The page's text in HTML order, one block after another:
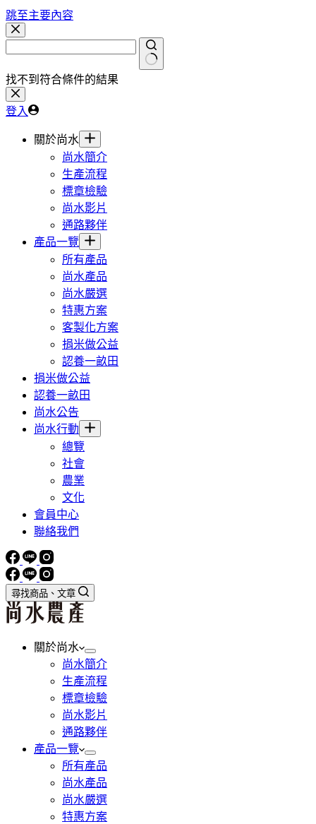
跳至主要內容
找不到符合條件的結果
登入
關於尚水
尚水簡介
生產流程
標章檢驗
尚水影片
通路夥伴
產品一覽
所有產品
尚水產品
尚水嚴選
特惠方案
客製化方案
捐米做公益
認養一畝田
捐米做公益
認養一畝田
尚水公告
尚水行動
總覽
社會
農業
文化
會員中心
聯絡我們
尋找商品、文章
關於尚水
尚水簡介
生產流程
標章檢驗
尚水影片
通路夥伴
產品一覽
所有產品
尚水產品
尚水嚴選
特惠方案